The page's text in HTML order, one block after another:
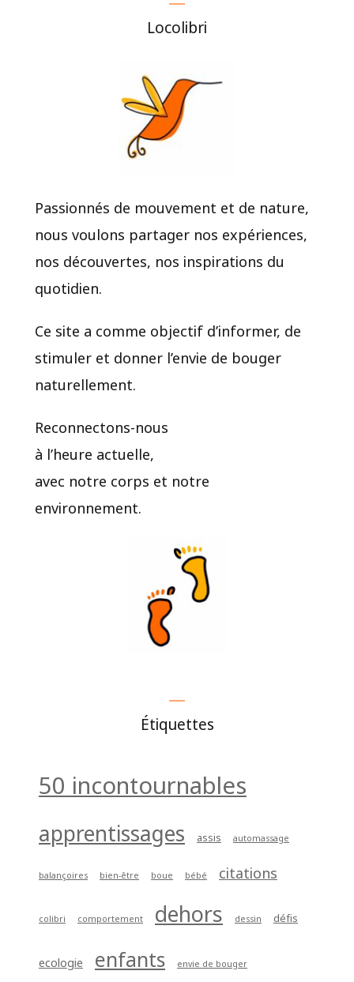
Locolibri
Passionnés de mouvement et de nature,
nous voulons partager nos expériences,
nos découvertes, nos inspirations du
quotidien.​
Ce site a comme objectif d’informer, de
stimuler et donner l’envie de bouger
naturellement.
Reconnectons-nous
à l’heure actuelle,
avec notre corps et notre
environnement.
Étiquettes
50 incontournables
apprentissages assis automassage
balançoires bien-être boue bébé citations
colibri comportement dehors dessin défis
ecologie enfants envie de bouger